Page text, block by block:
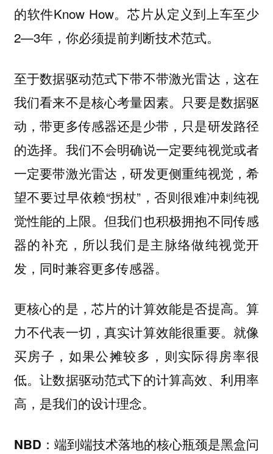
的软件Know How。芯片从定义到上车至少
2—3年，你必须提前判断技术范式。
至于数据驱动范式下带不带激光雷达，这在
我们看来不是核心考量因素。只要是数据驱
动，带更多传感器还是少带，只是研发路径
的选择。我们不会明确说一定要纯视觉或者
一定要带激光雷达，研发更侧重纯视觉，希
望不要过早依赖“拐杖”，否则很难冲刺纯视
觉性能的上限。但我们也积极拥抱不同传感
器的补充，所以我们是主脉络做纯视觉开
发，同时兼容更多传感器。
更核心的是，芯片的计算效能是否提高。算
力不代表一切，真实计算效能很重要。就像
买房子，如果公摊较多，则实际得房率很
低。让数据驱动范式下的计算高效、利用率
高，是我们的设计理念。
NBD： 端到端技术落地的核心瓶颈是黑盒问